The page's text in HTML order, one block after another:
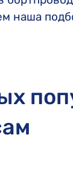
наша